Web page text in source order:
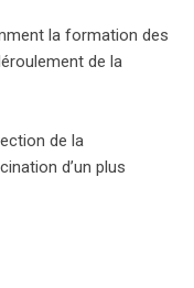
la formation des
de la
de la
d’un plus